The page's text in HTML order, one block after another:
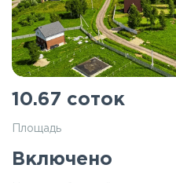
10.67 соток
Площадь
Включено